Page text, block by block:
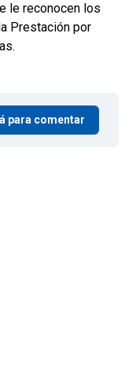
le reconocen los
Prestación por
para comentar